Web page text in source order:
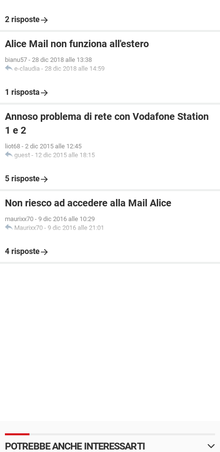
2 risposte
Alice Mail non funziona all'estero
bianu57 - 28 dic 2018 alle 13:38
e-claudia - 28 dic 2018 alle 14:59
1 risposta
Annoso problema di rete con Vodafone Station
1 e 2
liot68 - 2 dic 2015 alle 12:45
guest - 12 dic 2015 alle 18:15
5 risposte
Non riesco ad accedere alla Mail Alice
maurixx70 - 9 dic 2016 alle 10:29
Maurixx70 - 9 dic 2016 alle 21:01
4 risposte
POTREBBE ANCHE INTERESSARTI